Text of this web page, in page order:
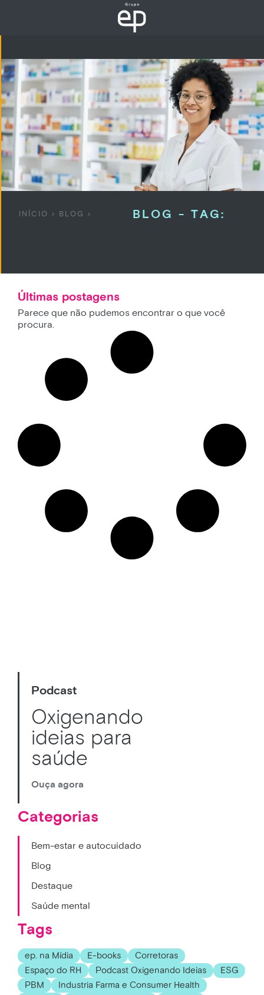
INÍCIO › BLOG › BLOG - TAG:
Últimas postagens
Parece que não pudemos encontrar o que você
procura.
Podcast
Oxigenando
ideias para
saúde
Ouça agora
Categorias
Bem-estar e autocuidado
Blog
Destaque
Saúde mental
Tags
ep. na Mídia E-books
Corretoras
Espaço do RH
Podcast Oxigenando Ideias
ESG
PBM
Industria Farma e Consumer Health